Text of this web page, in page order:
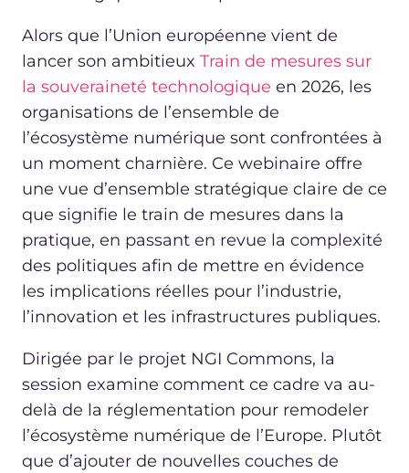
Alors que l’Union européenne vient de
lancer son ambitieux Train de mesures sur
la souveraineté technologique en 2026, les
organisations de l’ensemble de
l’écosystème numérique sont confrontées à
un moment charnière. Ce webinaire offre
une vue d’ensemble stratégique claire de ce
que signifie le train de mesures dans la
pratique, en passant en revue la complexité
des politiques afin de mettre en évidence
les implications réelles pour l’industrie,
l’innovation et les infrastructures publiques.
Dirigée par le projet NGI Commons, la
session examine comment ce cadre va au-
delà de la réglementation pour remodeler
l’écosystème numérique de l’Europe. Plutôt
que d’ajouter de nouvelles couches de